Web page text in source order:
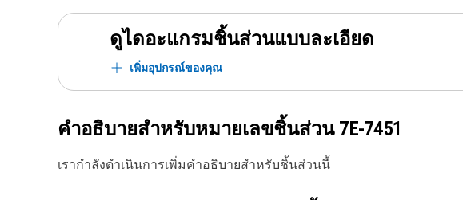
ดูไดอะแกรมชิ้นส่วนแบบละเอียด
เพิ่มอุปกรณ์ของคุณ
คำอธิบายสำหรับหมายเลขชิ้นส่วน 7E-7451
เรากำลังดำเนินการเพิ่มคำอธิบายสำหรับชิ้นส่วนนี้